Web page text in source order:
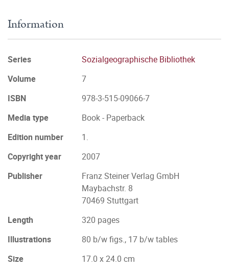
Information
Series
Sozialgeographische Bibliothek
Volume
7
ISBN
978-3-515-09066-7
Media type
Book - Paperback
Edition number
1.
Copyright year
2007
Publisher
Franz Steiner Verlag GmbH
Maybachstr. 8
70469 Stuttgart
Length
320 pages
Illustrations
80 b/w figs., 17 b/w tables
Size
17.0 x 24.0 cm